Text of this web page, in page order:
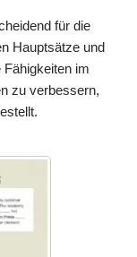
für die
Hauptsätze und
im
zu verbessern,